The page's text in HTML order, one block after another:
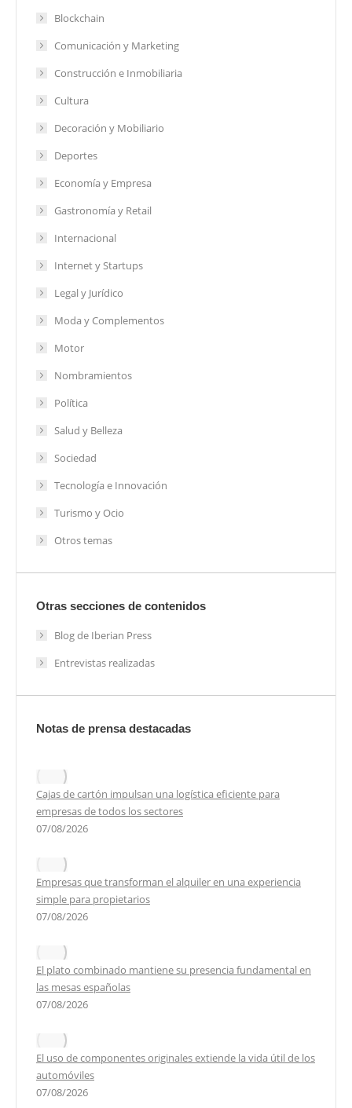
Blockchain
Comunicación y Marketing
Construcción e Inmobiliaria
Cultura
Decoración y Mobiliario
Deportes
Economía y Empresa
Gastronomía y Retail
Internacional
Internet y Startups
Legal y Jurídico
Moda y Complementos
Motor
Nombramientos
Política
Salud y Belleza
Sociedad
Tecnología e Innovación
Turismo y Ocio
Otros temas
Otras secciones de contenidos
Blog de Iberian Press
Entrevistas realizadas
Notas de prensa destacadas
Cajas de cartón impulsan una logística eficiente para
empresas de todos los sectores
07/08/2026
Empresas que transforman el alquiler en una experiencia
simple para propietarios
07/08/2026
El plato combinado mantiene su presencia fundamental en
las mesas españolas
07/08/2026
El uso de componentes originales extiende la vida útil de los
automóviles
07/08/2026